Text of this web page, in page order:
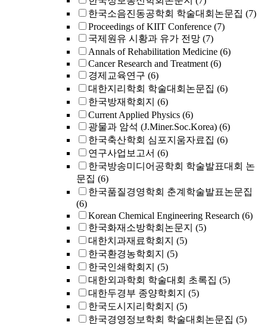
한국소음진동공학회 학술대회논문집 (7)
Proceedings of KIIT Conference (7)
국제원유 시황과 유가 전망 (7)
Annals of Rehabilitation Medicine (6)
Cancer Research and Treatment (6)
경제교육연구 (6)
대한지리학회 학술대회논문집 (6)
한국방재학회지 (6)
Current Applied Physics (6)
광물과 암석 (J.Miner.Soc.Korea) (6)
한국축산학회 심포지움자료집 (6)
연구사업보고서 (6)
한국방송미디어공학회 학술발표대회 논
문집 (6)
한국품질경영학회 춘계학술발표논문집
(6)
Korean Chemical Engineering Research (6)
한국화재소방학회논문지 (5)
대한치과재료학회지 (5)
한국환경농학회지 (5)
한국인쇄학회지 (5)
대한외과학회 학술대회 초록집 (5)
대한두경부 종양학회지 (5)
한국도시지리학회지 (5)
한국경영정보학회 학술대회논문집 (5)